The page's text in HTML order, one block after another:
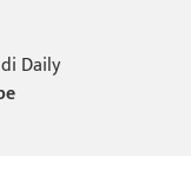
Daily